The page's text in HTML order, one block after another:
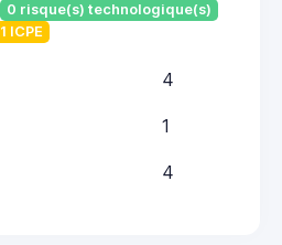
0 risque(s) technologique(s)
1 ICPE
4
1
4